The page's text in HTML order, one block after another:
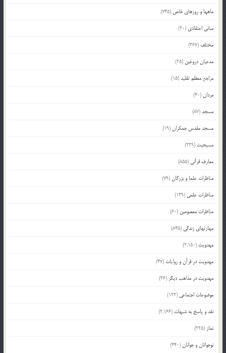
ماهها و روزهای خاص (745)
مبانی اعتقادی (20)
مختلف (367)
مدعیان دروغین (25)
مراجع معظم تقلید(15)
مردان(40)
مسجد(87)
مسجد مقدس جمکران(19)
مسیحیت (229)
معارف قرآنی (855)
مناظرات علما و بزرگان(79)
مناظرات علمی (139)
مناظرات معصومین (60)
مهارتهای زندگی (845)
مهدویت (2,150)
مهدویت در قرآن و روایات (47)
مهدویت در مذاهب دیگر (36)
موضوعات اجتماعی (122)
نقد و پاسخ به شبهات (2,166)
نماز (225)
نوجوانان و جوانان(440)